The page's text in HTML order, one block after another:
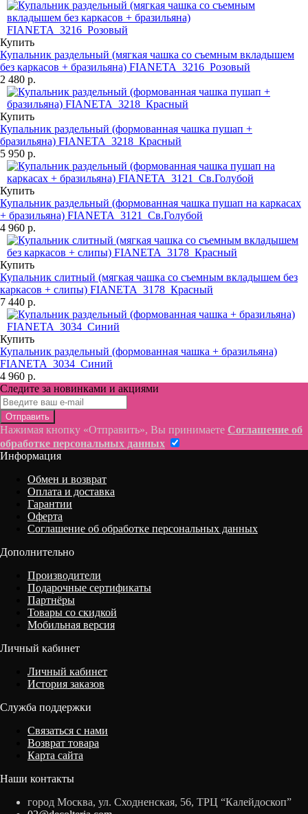
Купить
Купальник раздельный (мягкая чашка со съемным вкладышем
без каркасов + бразильяна) FIANETA_3216_Розовый
2 480 р.
Купить
Купальник раздельный (формованная чашка пушап +
бразильяна) FIANETA_3218_Красный
5 950 р.
Купить
Купальник раздельный (формованная чашка пушап на каркасах
+ бразильяна) FIANETA_3121_Св.Голубой
4 960 р.
Купить
Купальник слитный (мягкая чашка со съемным вкладышем без
каркасов + слипы) FIANETA_3178_Красный
7 440 р.
Купить
Купальник раздельный (формованная чашка + бразильяна)
FIANETA_3034_Синий
4 960 р.
Следите за новинками и акциями
Отправить
Нажимая кнопку «Отправить», Вы принимаете Соглашение об
обработке персональных данных
Информация
Обмен и возврат
Оплата и доставка
Гарантии
Оферта
Соглашение об обработке персональных данных
Дополнительно
Производители
Подарочные сертификаты
Партнёры
Товары со скидкой
Мобильная версия
Личный кабинет
Личный кабинет
История заказов
Служба поддержки
Связаться с нами
Возврат товара
Карта сайта
Наши контакты
город Москва, ул. Сходненская, 56, ТРЦ “Калейдоскоп”